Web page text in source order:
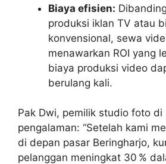
Biaya efisien:
produksi iklan TV atau
konvensional, sewa
menawarkan ROI yang
biaya produksi video
berulang kali.
Pak Dwi, pemilik studio foto di
pengalaman: “Setelah kami
di depan pasar Beringharjo,
pelanggan meningkat 30 %